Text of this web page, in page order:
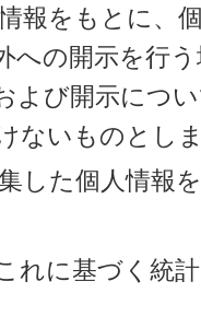
報をもとに、
への開示を行
よび開示につ
ないものとし
した個人情報
れに基づく統